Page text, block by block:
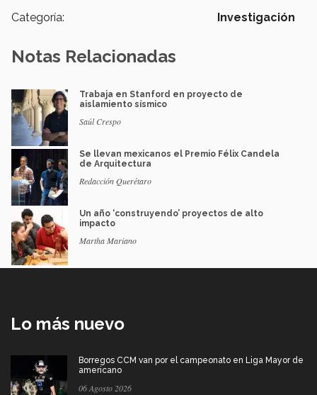
Categoría: Investigación
Notas Relacionadas
Trabaja en Stanford en proyecto de
aislamiento sísmico
Saúl Crespo
Se llevan mexicanos el Premio Félix Candela
de Arquitectura
Redacción Querétaro
Un año ‘construyendo’ proyectos de alto
impacto
Martha Mariano
Lo más nuevo
Borregos CCM van por el campeonato en Liga Mayor de
americano
06 Agosto 2026